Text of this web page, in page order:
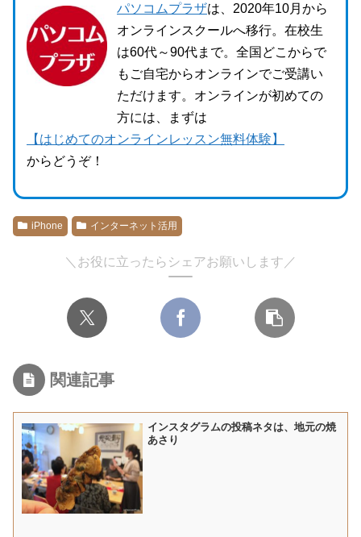
パソコムプラザは、2020年10月から
オンラインスクールへ移行。在校生
は60代～90代まで。全国どこからで
もご自宅からオンラインでご受講い
ただけます。オンラインが初めての
方には、まずは
【はじめてのオンラインレッスン無料体験】
からどうぞ！
iPhone インターネット活用
＼お役に立ったらシェアお願いします／
関連記事
インスタグラムの投稿ネタは、地元の焼
あさり